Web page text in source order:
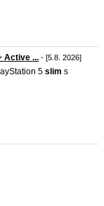
Active ... - [5.8. 2026]
5 slim s